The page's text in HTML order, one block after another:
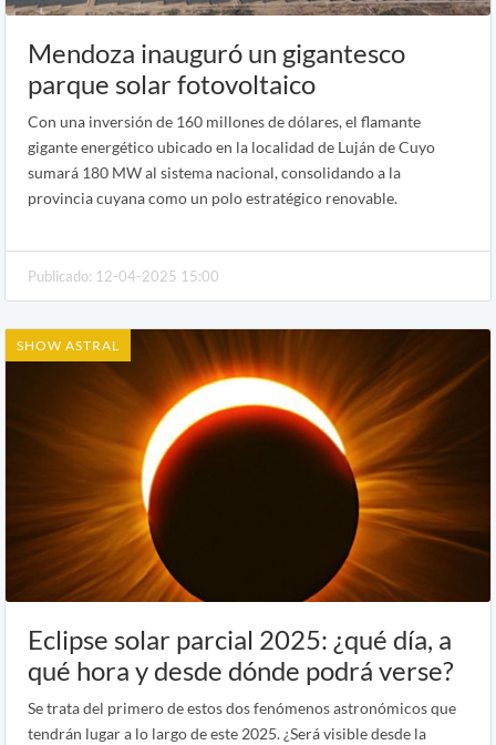
Mendoza inauguró un gigantesco
parque solar fotovoltaico
Con una inversión de 160 millones de dólares, el flamante
gigante energético ubicado en la localidad de Luján de Cuyo
sumará 180 MW al sistema nacional, consolidando a la
provincia cuyana como un polo estratégico renovable.
Publicado: 12-04-2025 15:00
SHOW ASTRAL
Eclipse solar parcial 2025: ¿qué día, a
qué hora y desde dónde podrá verse?
Se trata del primero de estos dos fenómenos astronómicos que
tendrán lugar a lo largo de este 2025. ¿Será visible desde la